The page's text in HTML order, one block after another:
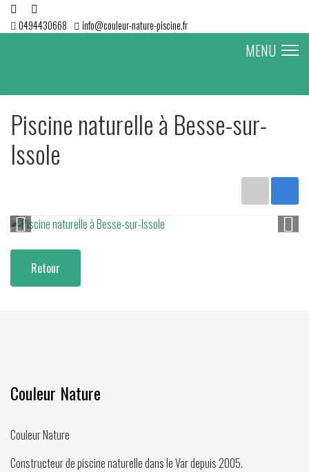
0494430668 info@couleur-nature-piscine.fr
MENU
Piscine naturelle à Besse-sur-
Issole
Retour
Couleur Nature
Couleur Nature
Constructeur de piscine naturelle dans le Var depuis2005.